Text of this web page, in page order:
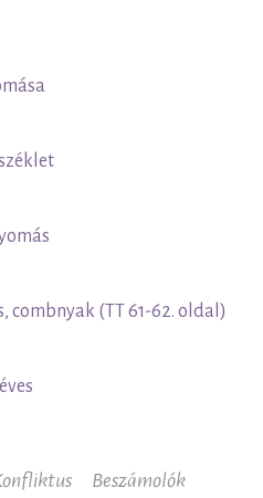
combnyak (TT 61-62. oldal)
Beszámolók